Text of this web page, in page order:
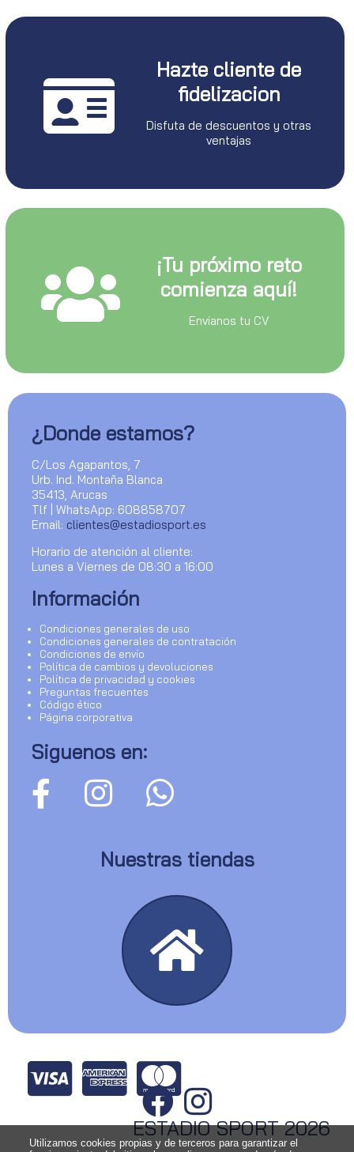
Hazte cliente de
fidelizacion
Disfuta de descuentos y otras
ventajas
¡Tu próximo reto
comienza aquí!
Envianos tu CV
¿Donde estamos?
C/Los Agapantos, 7
Urb. Ind. Montaña Blanca
35413, Arucas
Tlf | WhatsApp: 608858707
Email: clientes@estadiosport.es
Horario de atención al cliente:
Lunes a Viernes de 08:30 a 16:00
Información
Condiciones generales de uso
Condiciones generales de contratación
Condiciones de envío
Política de cambios y devoluciones
Política de privacidad y cookies
Preguntas frecuentes
Código ético
Página corporativa
Siguenos en:
Nuestras tiendas
ESTADIO SPORT 2026
Utilizamos cookies propias y de terceros para garantizar el